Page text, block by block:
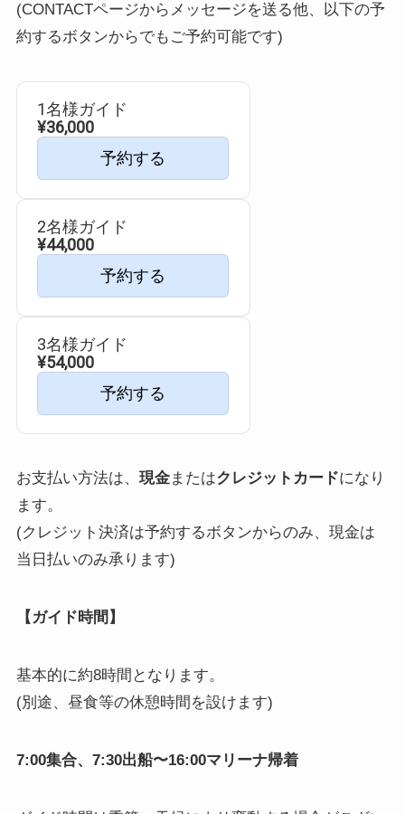
(CONTACTページからメッセージを送る他、以下の予
約するボタンからでもご予約可能です)
1名様ガイド
¥36,000
予約する
2名様ガイド
¥44,000
予約する
3名様ガイド
¥54,000
予約する
お支払い方法は、 現金またはクレジットカードになり
ます。
(クレジット決済は予約するボタンからのみ、現金は
当日払いのみ承ります)
【ガイド時間】
基本的に約8時間となります。
(別途、昼食等の休憩時間を設けます)
7:00集合、7:30出船〜16:00マリーナ帰着